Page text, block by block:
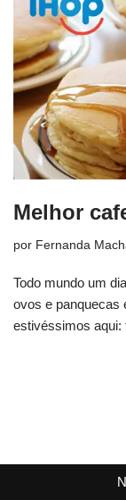
Melhor
por Fernanda
Todo mundo um
ovos e panquecas
estivéssimos